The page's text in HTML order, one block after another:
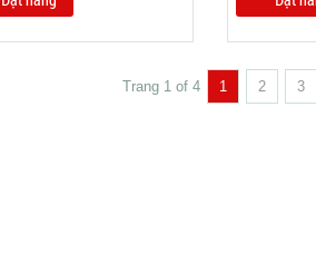
Trang 1 of 4 1 2 3